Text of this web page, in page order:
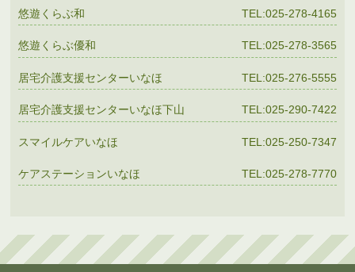
悠遊くらぶ和 TEL:025-278-4165
悠遊くらぶ優和 TEL:025-278-3565
居宅介護支援センターいなほ TEL:025-276-5555
居宅介護支援センターいなほ下山 TEL:025-290-7422
スマイルケアいなほ TEL:025-250-7347
ケアステーションいなほ TEL:025-278-7770